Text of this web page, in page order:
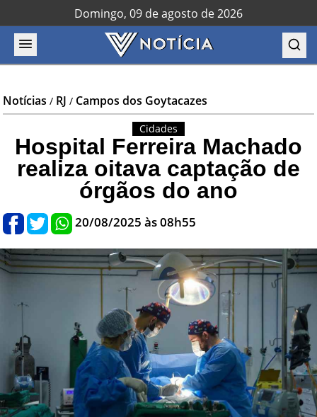
Domingo, 09 de agosto de 2026
Notícias / RJ / Campos dos Goytacazes
Cidades
Hospital Ferreira Machado
realiza oitava captação de
órgãos do ano
20/08/2025 às 08h55